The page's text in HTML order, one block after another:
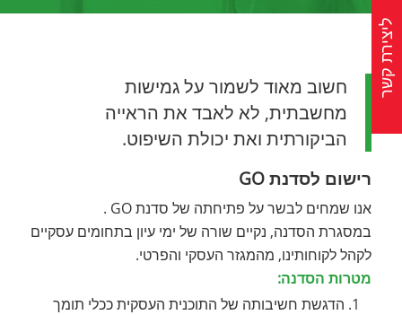
חשוב מאוד לשמור על גמישות
מחשבתית, לא לאבד את הראייה
הביקורתית ואת יכולת השיפוט.
רישום לסדנת GO
אנו שמחים לבשר על פתיחתה של סדנת GO .
במסגרת הסדנה, נקיים שורה של ימי עיון בתחומים עסקיים
לקהל לקוחותינו, מהמגזר העסקי והפרטי.
מטרות הסדנה:
הדגשת חשיבותה של התוכנית העסקית ככלי תומך
ליצירת קשר